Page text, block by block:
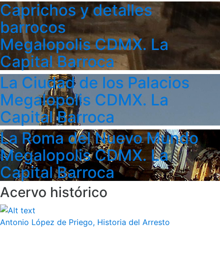
Caprichos y detalles
barrocos
Megalopolis CDMX. La
Capital Barroca
La Ciudad de los Palacios
Megalopolis CDMX. La
Capital Barroca
La Roma del Nuevo Mundo
Megalopolis CDMX. La
Capital Barroca
Acervo histórico
Antonio López de Priego, Historia del Arresto